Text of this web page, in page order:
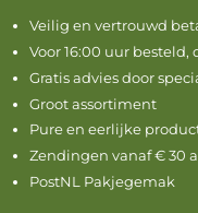
Veilig en vertrouwd
Voor 16:00 uur
Gratis advies door
Groot assortiment
Pure en eerlijke
Zendingen vanaf € 30
PostNL Pakjegemak